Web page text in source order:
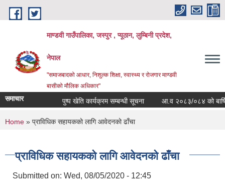
Skip to main content
माण्डवी गाउँपालिका, जस्पुर , प्यूठान, लुम्बिनी प्रदेश,
नेपाल
"समाजबादको आधार, निशुल्क शिक्षा, स्वास्थ्य र रोजगार माण्डवी
बासीको मौलिक अधिकार"
समाचार पुष्प खेति कार्यक्रम सम्बन्धी सूचना आ.व २०८३/०८४ को बार्षिक
You are here
Home » प्राविधिक सहायकको लागि आवेदनको ढाँचा
प्राविधिक सहायकको लागि आवेदनको ढाँचा
Submitted on: Wed, 08/05/2020 - 12:45